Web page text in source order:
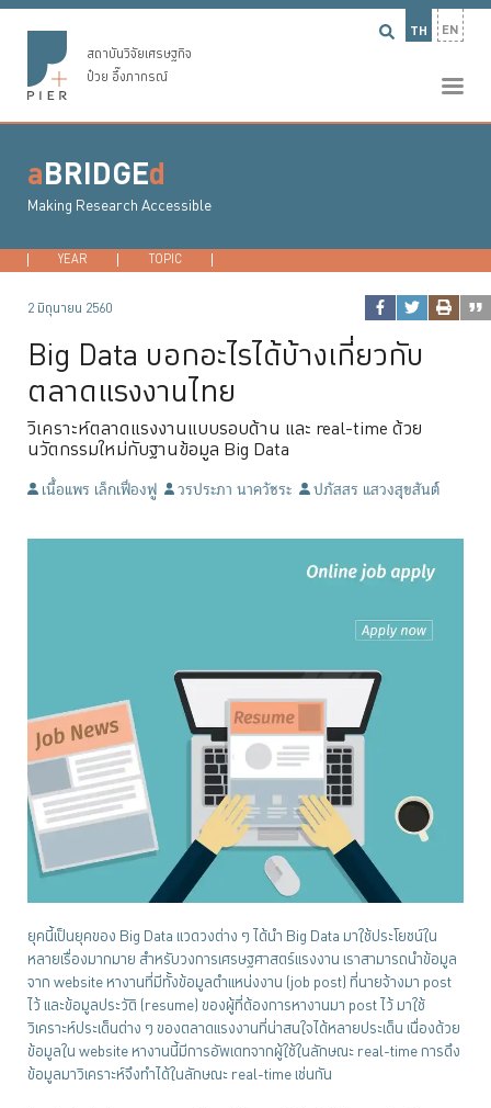
TH EN
สถาบันวิจัยเศรษฐกิจ
ป๋วย อึ๊งภากรณ์
aBRIDGEd
Making Research Accessible
YEAR 2026 2025
TOPIC
2 มิถุนายน 2560
Big Data บอกอะไรได้บ้างเกี่ยวกับ
ตลาดแรงงานไทย
วิเคราะห์ตลาดแรงงานแบบรอบด้าน และ real-time ด้วย
นวัตกรรมใหม่กับฐานข้อมูล Big Data
เนื้อแพร เล็กเฟื่องฟู วรประภา นาควัชระ ปภัสสร แสวงสุขสันต์
ยุคนี้เป็นยุคของ Big Data แวดวงต่าง ๆ ได้นำ Big Data มาใช้ประโยชน์ใน
หลายเรื่องมากมาย สำหรับวงการเศรษฐศาสตร์แรงงาน เราสามารถนำข้อมูล
จาก website หางานที่มีทั้งข้อมูลตำแหน่งงาน (job post) ที่นายจ้างมา post
ไว้ และข้อมูลประวัติ (resume) ของผู้ที่ต้องการหางานมา post ไว้ มาใช้
วิเคราะห์ประเด็นต่าง ๆ ของตลาดแรงงานที่น่าสนใจได้หลายประเด็น เนื่องด้วย
ข้อมูลใน website หางานนี้มีการอัพเดทจากผู้ใช้ในลักษณะ real-time การดึง
ข้อมูลมาวิเคราะห์จึงทำได้ในลักษณะ real-time เช่นกัน